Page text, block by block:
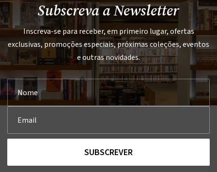
Subscreva a Newsletter
Inscreva-se para receber, em primeiro lugar, ofertas
exclusivas, promoções especiais, próximas coleções, eventos
e outras novidades.
SUBSCREVER